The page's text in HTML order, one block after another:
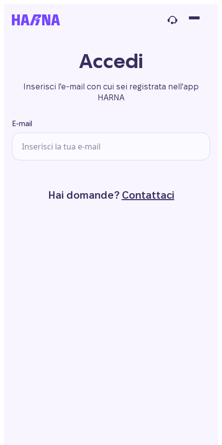
Accedi
Inserisci l'e-mail con cui sei registrata nell'app
HARNA
E-mail
Hai domande? Contattaci